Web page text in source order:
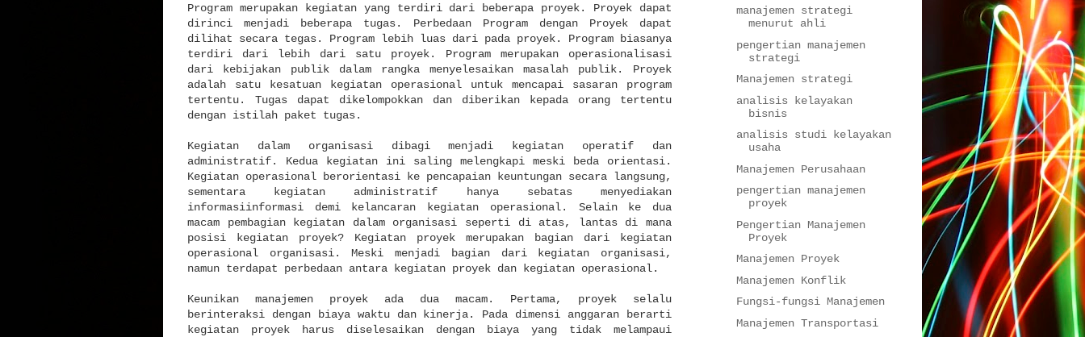
Program merupakan kegiatan yang terdiri dari beberapa proyek. Proyek dapat
dirinci menjadi beberapa tugas. Perbedaan Program dengan Proyek dapat
dilihat secara tegas. Program lebih luas dari pada proyek. Program biasanya
terdiri dari lebih dari satu proyek. Program merupakan operasionalisasi
dari kebijakan publik dalam rangka menyelesaikan masalah publik. Proyek
adalah satu kesatuan kegiatan operasional untuk mencapai sasaran program
tertentu. Tugas dapat dikelompokkan dan diberikan kepada orang tertentu
dengan istilah paket tugas.
Kegiatan dalam organisasi dibagi menjadi kegiatan operatif dan
administratif. Kedua kegiatan ini saling melengkapi meski beda orientasi.
Kegiatan operasional berorientasi ke pencapaian keuntungan secara langsung,
sementara kegiatan administratif hanya sebatas menyediakan
informasiinformasi demi kelancaran kegiatan operasional. Selain ke dua
macam pembagian kegiatan dalam organisasi seperti di atas, lantas di mana
posisi kegiatan proyek? Kegiatan proyek merupakan bagian dari kegiatan
operasional organisasi. Meski menjadi bagian dari kegiatan organisasi,
namun terdapat perbedaan antara kegiatan proyek dan kegiatan operasional.
Keunikan manajemen proyek ada dua macam. Pertama, proyek selalu
berinteraksi dengan biaya waktu dan kinerja. Pada dimensi anggaran berarti
kegiatan proyek harus diselesaikan dengan biaya yang tidak melampaui
manajemen strategi
menurut ahli
pengertian manajemen
strategi
Manajemen strategi
analisis kelayakan
bisnis
analisis studi kelayakan
usaha
Manajemen Perusahaan
pengertian manajemen
proyek
Pengertian Manajemen
Proyek
Manajemen Proyek
Manajemen Konflik
Fungsi-fungsi Manajemen
Manajemen Transportasi